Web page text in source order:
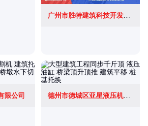
广州市胜特建筑科技开发有限公司
限公司 德州市德城区亚星液压机具厂